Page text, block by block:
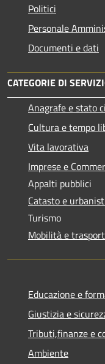
Politici
Personale
Documenti e dati
CATEGORIE DI
Anagrafe e stato
Cultura e tempo
Vita lavorativa
Imprese e
Appalti pubblici
Catasto e
Turismo
Mobilità e
Educazione e
Giustizia e
Tributi,finanze e
Ambiente